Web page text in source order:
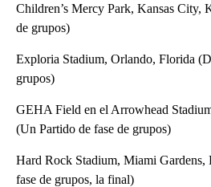
Children’s Mercy Park, Kansas City,
de grupos)
Exploria Stadium, Orlando, Florida
grupos)
GEHA Field en el Arrowhead
(Un Partido de fase de grupos)
Hard Rock Stadium, Miami Gardens,
fase de grupos, la final)